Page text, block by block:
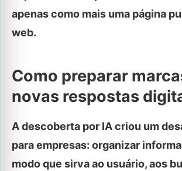
apenas como mais uma página
web.
Como preparar
novas respostas
A descoberta por IA criou um
para empresas: organizar
modo que sirva ao usuário, aos